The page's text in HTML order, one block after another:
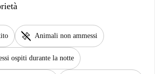
pet_supplies Animali non ammessi
ospiti durante la notte